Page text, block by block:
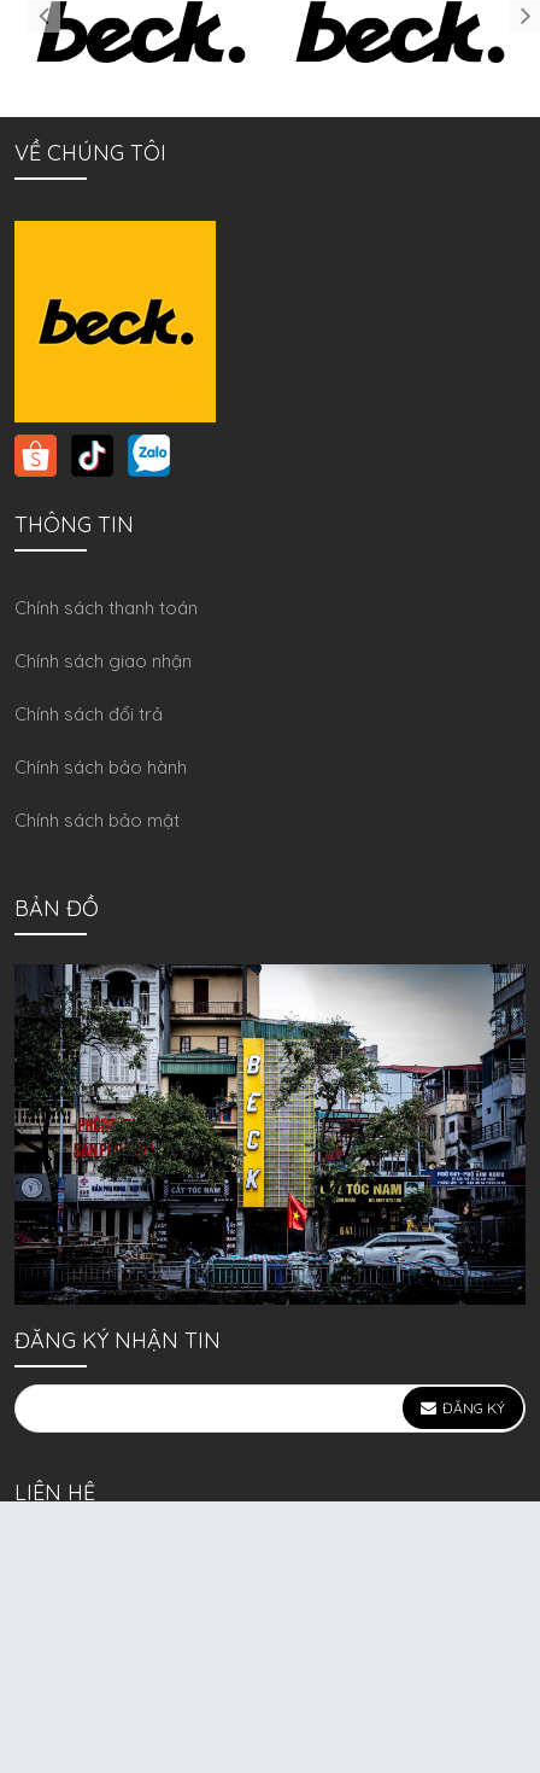
VỀ CHÚNG TÔI
THÔNG TIN
Chính sách thanh toán
Chính sách giao nhận
Chính sách đổi trả
Chính sách bảo hành
Chính sách bảo mật
BẢN ĐỒ
ĐĂNG KÝ NHẬN TIN
ĐĂNG KÝ
LIÊN HỆ